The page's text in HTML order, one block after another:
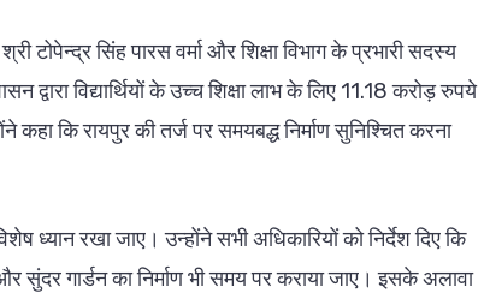
टोपेन्द्र सिंह पारस वर्मा और शिक्षा विभाग के प्रभारी सदस्य
द्वारा विद्यार्थियों के उच्च शिक्षा लाभ के लिए 11.18 करोड़ रुपये
कि रायपुर की तर्ज पर समयबद्ध निर्माण सुनिश्चित करना
ध्यान रखा जाए। उन्होंने सभी अधिकारियों को निर्देश दिए कि
सुंदर गार्डन का निर्माण भी समय पर कराया जाए। इसके अलावा